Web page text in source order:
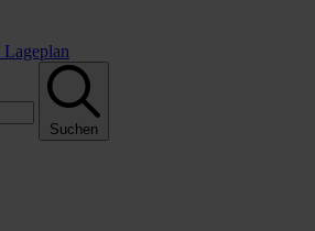
Lageplan
Suchen